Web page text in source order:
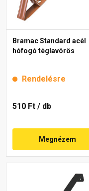
Bramac Standard acél
hófogó téglavörös
Rendelésre
510 Ft / db
Megnézem